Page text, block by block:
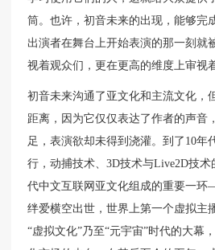
筒。也许，初音未来的出现，能够
出演者在舞台上开始表演的那一刻就
视着观众们，更在更高的维度上审视
初音未来沟通了亚文化和主流文化，
距离，因为它仅仅表达了作者的声音
足，表演欲却未得到浇灌。到了10年
行，动捕技术、3D技术与Live2D技术
代中文互联网亚文化组成的重要一环
绊爱横空出世，世界上第一个虚拟主
“虚拟文化”乃至“元宇宙”时代的大幕